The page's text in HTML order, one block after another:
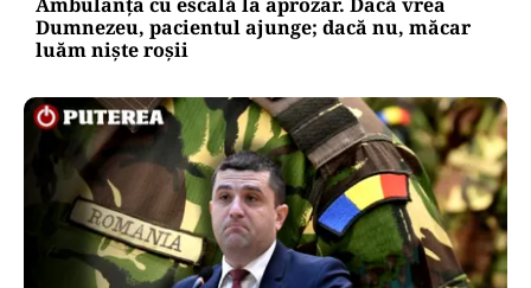
Dumnezeu, pacientul ajunge; dacă nu, măcar
luăm niște roșii